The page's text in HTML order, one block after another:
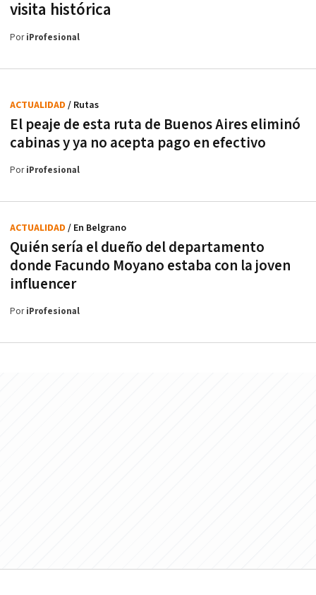
visita histórica
PoriProfesional
El peaje de esta ruta de Buenos Aires eliminó
cabinas y ya no acepta pago en efectivo
ACTUALIDAD / Rutas
PoriProfesional
Quién sería el dueño del departamento
donde Facundo Moyano estaba con la joven
influencer
ACTUALIDAD / En Belgrano
PoriProfesional